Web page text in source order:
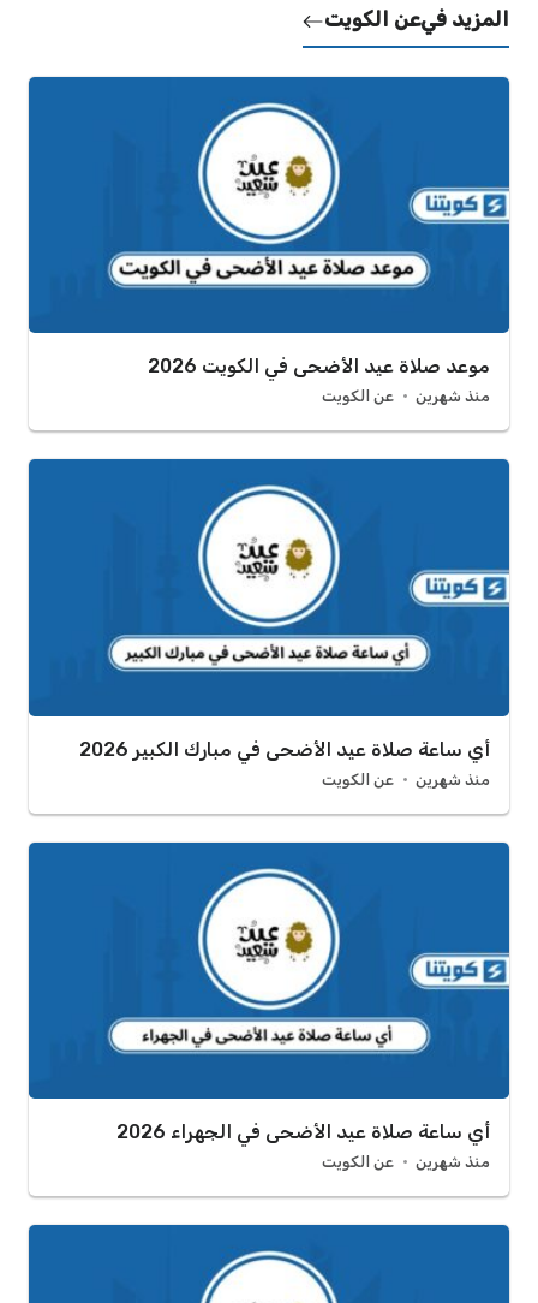
المزيد فيعن الكويت
موعد صلاة عيد الأضحى في الكويت 2026
منذ شهرين عن الكويت
أي ساعة صلاة عيد الأضحى في مبارك الكبير 2026
منذ شهرين عن الكويت
أي ساعة صلاة عيد الأضحى في الجهراء 2026
منذ شهرين عن الكويت